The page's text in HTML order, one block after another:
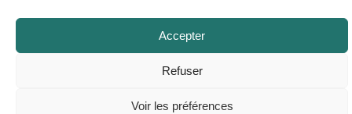
Accepter
Refuser
Voir les préférences